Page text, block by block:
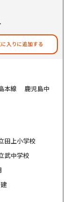
入りに追加する
本線 鹿児島中
田上小学校
武中学校